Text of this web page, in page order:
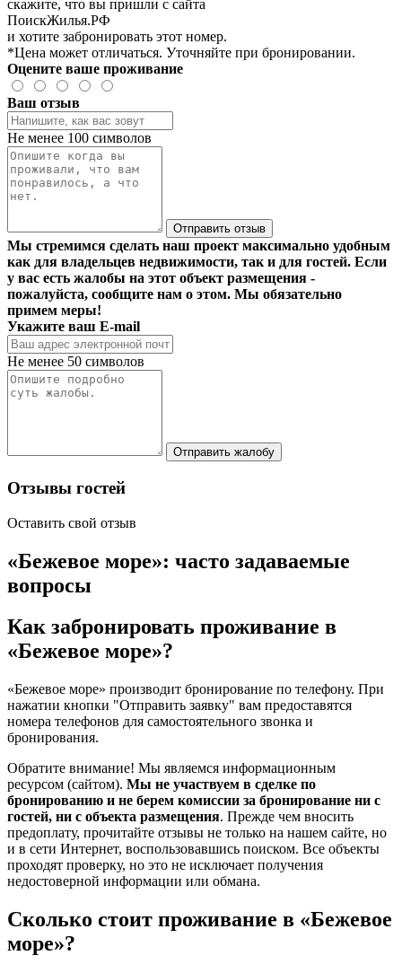
скажите, что вы пришли с сайта
ПоискЖилья.РФ
и хотите забронировать этот номер.
*Цена может отличаться. Уточняйте при бронировании.
Оцените ваше проживание
Ваш отзыв
Не менее 100 символов
Отправить отзыв
Мы стремимся сделать наш проект максимально удобным
как для владельцев недвижимости, так и для гостей. Если
у вас есть жалобы на этот объект размещения -
пожалуйста, сообщите нам о этом. Мы обязательно
примем меры!
Укажите ваш E-mail
Не менее 50 символов
Отправить жалобу
Отзывы гостей
Оставить свой отзыв
«Бежевое море»: часто задаваемые
вопросы
Как забронировать проживание в
«Бежевое море»?
«Бежевое море» производит бронирование по телефону. При
нажатии кнопки "Отправить заявку" вам предоставятся
номера телефонов для самостоятельного звонка и
бронирования.
Обратите внимание! Мы являемся информационным
ресурсом (сайтом). Мы не участвуем в сделке по
бронированию и не берем комиссии за бронирование ни с
гостей, ни с объекта размещения. Прежде чем вносить
предоплату, прочитайте отзывы не только на нашем сайте, но
и в сети Интернет, воспользовавшись поиском. Все объекты
проходят проверку, но это не исключает получения
недостоверной информации или обмана.
Сколько стоит проживание в «Бежевое
море»?